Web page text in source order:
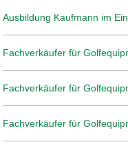
Ausbildung Kaufmann im
Fachverkäufer für
Fachverkäufer für
Fachverkäufer für